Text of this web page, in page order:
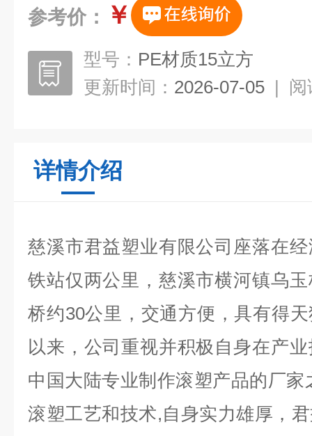
参考价： ￥
型号： PE材质15立方
更新时间： 2026-07-05 | 阅
详情介绍
慈溪市君益塑业有限公司座落在
铁站仅两公里，慈溪市横河镇乌
桥约30公里，交通方便，具有得
以来，公司重视并积极自身在产
中国大陆专业制作滚塑产品的厂
滚塑工艺和技术,自身实力雄厚，